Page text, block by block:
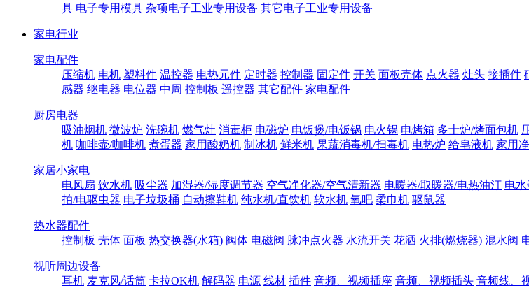
具 电子专用模具 杂项电子工业专用设备 其它电子工业专用设备
家电行业
家电配件
压缩机 电机 塑料件 温控器 电热元件 定时器 控制器 固定件 开关 面板壳体 点火器 灶头 接插件
感器 继电器 电位器 中周 控制板 遥控器 其它配件 家电配件
厨房电器
吸油烟机 微波炉 洗碗机 燃气灶 消毒柜 电磁炉 电饭煲/电饭锅 电火锅 电烤箱 多士炉/烤面包机
机 咖啡壶/咖啡机 煮蛋器 家用酸奶机 制冰机 鲜米机 果蔬消毒机/扫毒机 电热炉 给皂液机 家用
家居小家电
电风扇 饮水机 吸尘器 加湿器/湿度调节器 空气净化器/空气清新器 电暖器/取暖器/电热油汀 电
拍/电驱虫器 电子垃圾桶 自动擦鞋机 纯水机/直饮机 软水机 氧吧 柔巾机 驱鼠器
热水器配件
控制板 壳体 面板 热交换器(水箱) 阀体 电磁阀 脉冲点火器 水流开关 花洒 火排(燃烧器) 混水阀
视听周边设备
耳机 麦克风/话筒 卡拉OK机 解码器 电源 线材 插件 音频、视频插座 音频、视频插头 音频线、